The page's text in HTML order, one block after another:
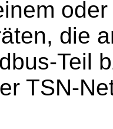
die
Teil
TSN-